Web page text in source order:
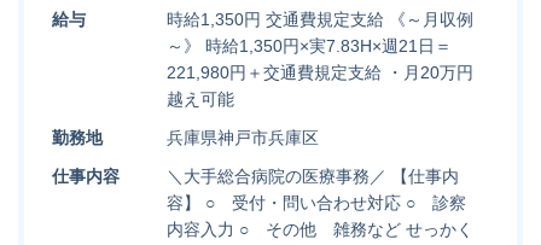
給与
時給1,350円 交通費規定支給 《～月収例
～》 時給1,350円×実7.83H×週21日＝
221,980円＋交通費規定支給 ・月20万円
越え可能
勤務地
兵庫県神戸市兵庫区
仕事内容
＼大手総合病院の医療事務／ 【仕事内
容】 ○ 受付・問い合わせ対応 ○ 診察
内容入力 ○ その他 雑務など せっかく